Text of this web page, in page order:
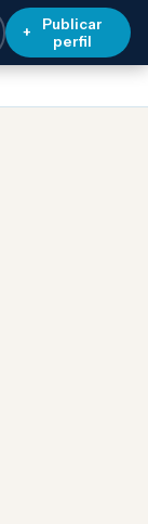
+
Publicar
perfil